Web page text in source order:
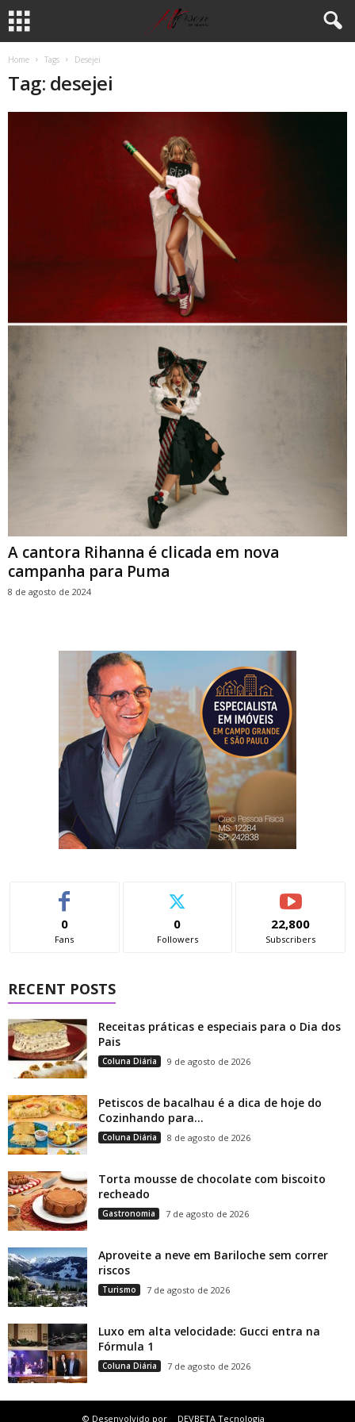
Home Tags Desejei
Tag: desejei
A cantora Rihanna é clicada em nova
campanha para Puma
8 de agosto de 2024
0
Fans
0
Followers
22,800
Subscribers
RECENT POSTS
Receitas práticas e especiais para o Dia dos
Pais
Coluna Diária 9 de agosto de 2026
Petiscos de bacalhau é a dica de hoje do
Cozinhando para...
Coluna Diária 8 de agosto de 2026
Torta mousse de chocolate com biscoito
recheado
Gastronomia 7 de agosto de 2026
Aproveite a neve em Bariloche sem correr
riscos
Turismo 7 de agosto de 2026
Luxo em alta velocidade: Gucci entra na
Fórmula 1
Coluna Diária 7 de agosto de 2026
© Desenvolvido por DEVBETA Tecnologia